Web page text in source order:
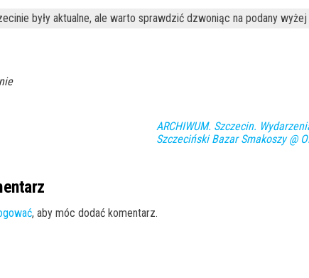
były aktualne, ale warto sprawdzić dzwoniąc na podany
ARCHIWUM. Szczecin.
Szczeciński Bazar Smakoszy @
, aby móc dodać komentarz.